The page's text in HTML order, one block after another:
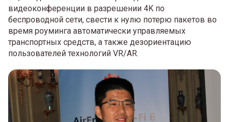
видеоконференции в разрешении 4K по
беспроводной сети, свести к нулю потерю пакетов во
время роуминга автоматически управляемых
транспортных средств, а также дезориентацию
пользователей технологий VR/AR.